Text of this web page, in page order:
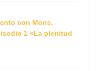
con Mons.
1 «La plenitud